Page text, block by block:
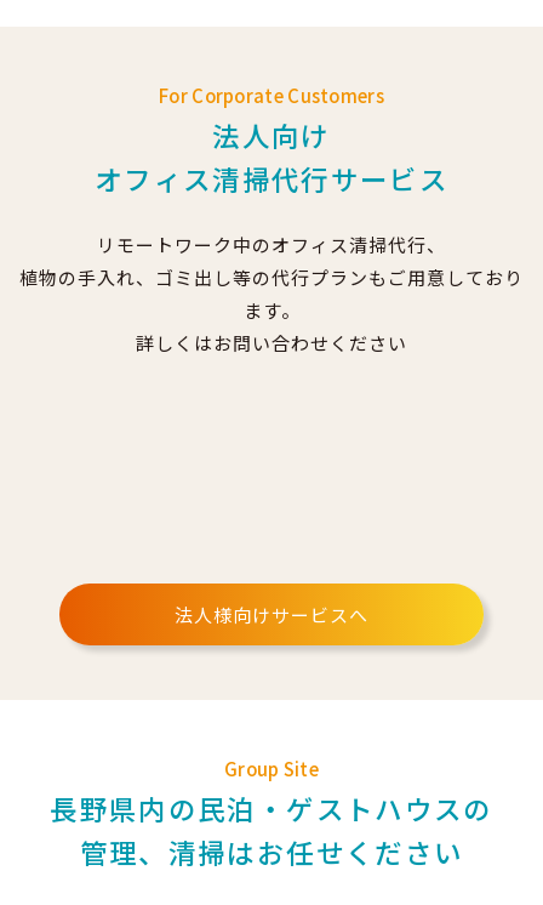
For Corporate Customers
法人向け
オフィス清掃代行サービス
リモートワーク中のオフィス清掃代行、
植物の手入れ、ゴミ出し等の代行プランもご用意しており
ます。
詳しくはお問い合わせください
法人様向けサービスへ
Group Site
長野県内の民泊・ゲストハウスの
管理、清掃はお任せください